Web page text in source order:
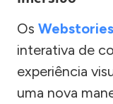
Os Webstories
interativa de
experiência
uma nova